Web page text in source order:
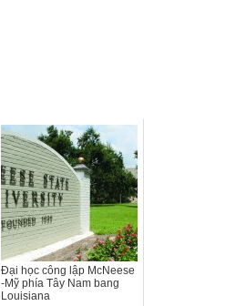
Đại học công lập McNeese
-Mỹ phía Tây Nam bang
Louisiana